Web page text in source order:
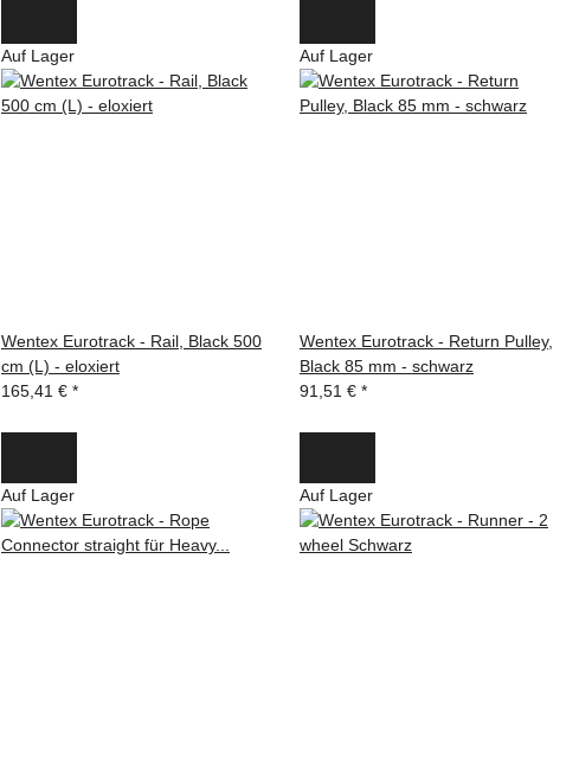
Auf Lager
Wentex Eurotrack - Rail, Black 500
cm (L) - eloxiert
165,41 € *
Auf Lager
Wentex Eurotrack - Return Pulley,
Black 85 mm - schwarz
91,51 € *
Auf Lager Auf Lager